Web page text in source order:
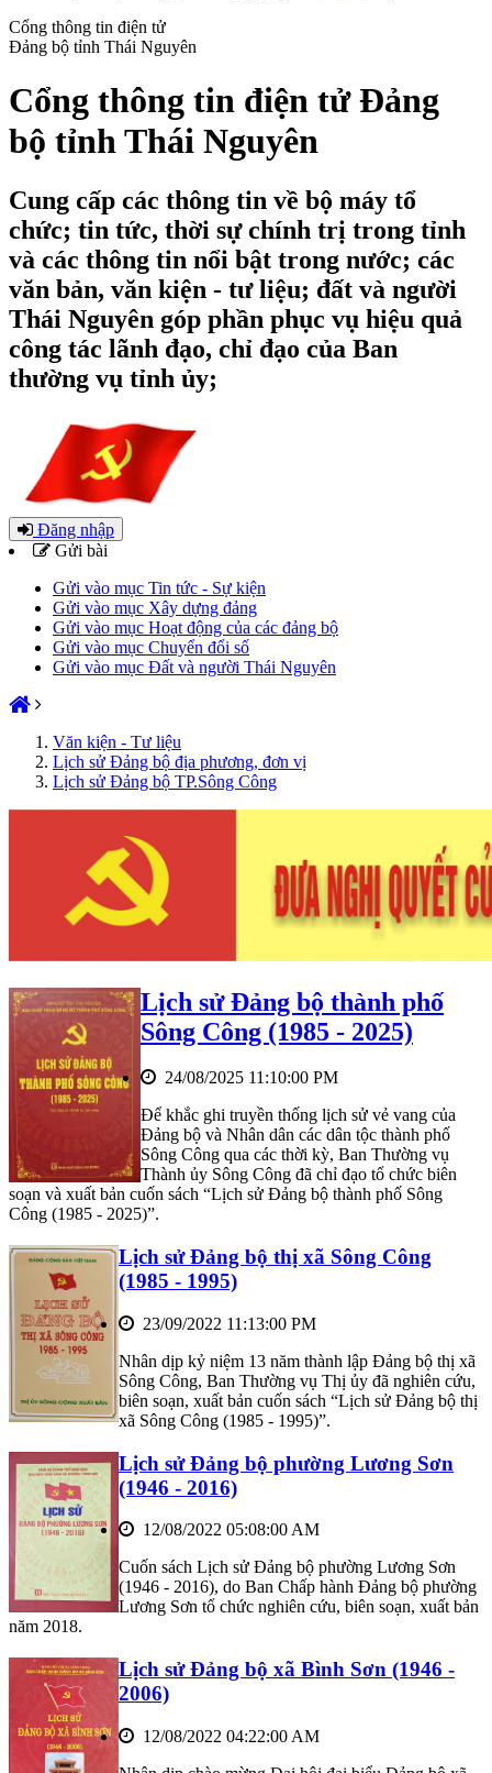
Cổng thông tin điện tử
Đảng bộ tỉnh Thái Nguyên
Cổng thông tin điện tử Đảng
bộ tỉnh Thái Nguyên
Cung cấp các thông tin về bộ máy tổ
chức; tin tức, thời sự chính trị trong tỉnh
và các thông tin nổi bật trong nước; các
văn bản, văn kiện - tư liệu; đất và người
Thái Nguyên góp phần phục vụ hiệu quả
công tác lãnh đạo, chỉ đạo của Ban
thường vụ tỉnh ủy;
Đăng nhập
Gửi bài
Gửi vào mục Tin tức - Sự kiện
Gửi vào mục Xây dựng đảng
Gửi vào mục Hoạt động của các đảng bộ
Gửi vào mục Chuyển đổi số
Gửi vào mục Đất và người Thái Nguyên
Văn kiện - Tư liệu
Lịch sử Đảng bộ địa phương, đơn vị
Lịch sử Đảng bộ TP.Sông Công
Lịch sử Đảng bộ thành phố
Sông Công (1985 - 2025)
24/08/2025 11:10:00 PM
Để khắc ghi truyền thống lịch sử vẻ vang của
Đảng bộ và Nhân dân các dân tộc thành phố
Sông Công qua các thời kỳ, Ban Thường vụ
Thành ủy Sông Công đã chỉ đạo tổ chức biên
soạn và xuất bản cuốn sách “Lịch sử Đảng bộ thành phố Sông
Công (1985 - 2025)”.
Lịch sử Đảng bộ thị xã Sông Công
(1985 - 1995)
23/09/2022 11:13:00 PM
Nhân dịp kỷ niệm 13 năm thành lập Đảng bộ thị xã
Sông Công, Ban Thường vụ Thị ủy đã nghiên cứu,
biên soạn, xuất bản cuốn sách “Lịch sử Đảng bộ thị
xã Sông Công (1985 - 1995)”.
Lịch sử Đảng bộ phường Lương Sơn
(1946 - 2016)
12/08/2022 05:08:00 AM
Cuốn sách Lịch sử Đảng bộ phường Lương Sơn
(1946 - 2016), do Ban Chấp hành Đảng bộ phường
Lương Sơn tổ chức nghiên cứu, biên soạn, xuất bản
năm 2018.
Lịch sử Đảng bộ xã Bình Sơn (1946 -
2006)
12/08/2022 04:22:00 AM